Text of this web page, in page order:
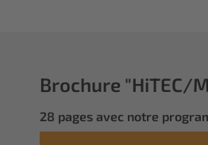
Brochure "HiTEC/
28 pages avec notre